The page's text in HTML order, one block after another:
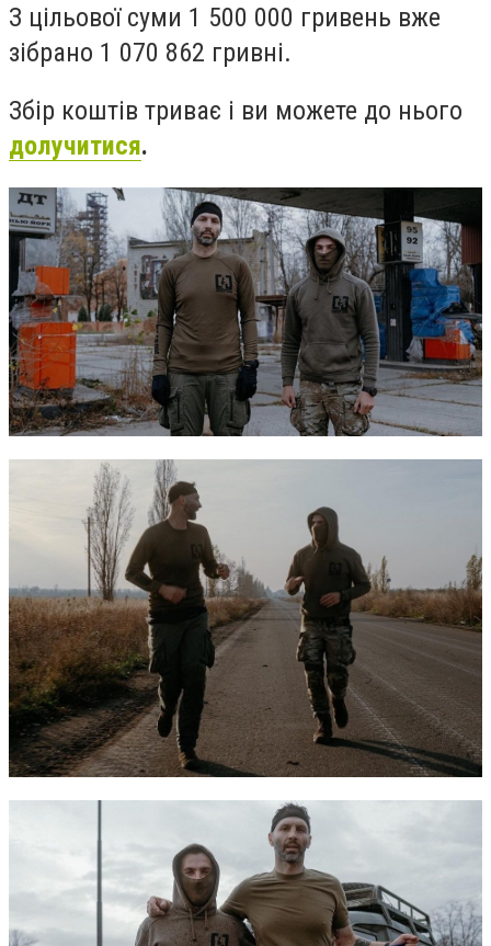
З цільової суми 1 500 000 гривень вже
зібрано 1 070 862 гривні.
Збір коштів триває і ви можете до нього
долучитися.